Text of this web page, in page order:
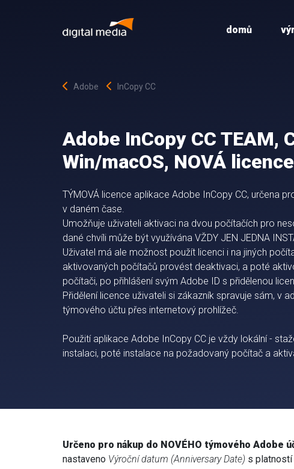
domů
Adobe InCopy CC
Adobe InCopy CC TEAM,
Win/macOS, NOVÁ
TÝMOVÁ licence aplikace Adobe InCopy CC, určena
v daném čase.
Umožňuje uživateli aktivaci na dvou počítačích pro
dané chvíli může být využívána VŽDY JEN JEDNA
Uživatel má ale možnost použít licenci i na jiných
aktivovaných počítačů provést deaktivaci, a poté
počítači, po přihlášení svým Adobe ID s přidělenou
Přidělení licence uživateli si zákazník spravuje sám, v
týmového účtu přes internetový prohlížeč.
Použití aplikace Adobe InCopy CC je vždy lokální -
instalaci, poté instalace na požadovaný počítač a
Určeno pro nákup do NOVÉHO týmového Adobe
nastaveno Výroční datum (Anniversary Date) s platností